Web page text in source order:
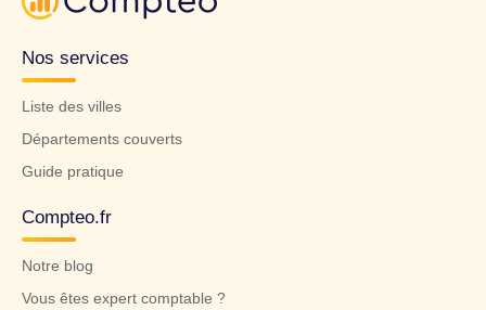
Nos services
Liste des villes
Départements couverts
Guide pratique
Compteo.fr
Notre blog
Vous êtes expert comptable ?